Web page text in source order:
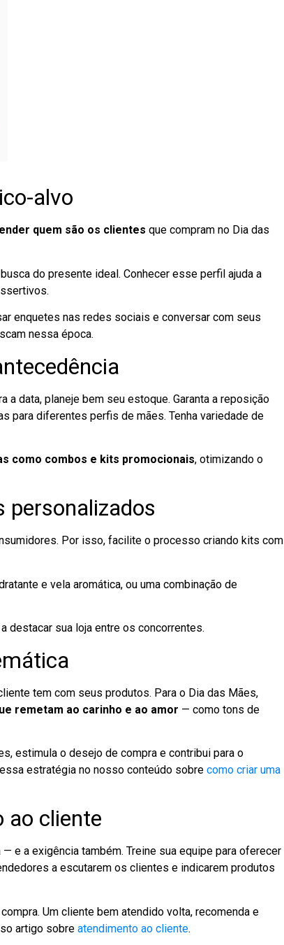
alvo
quem são os clientes que compram no Dia das
do presente ideal. Conhecer esse perfil ajuda a
enquetes nas redes sociais e conversar com seus
nessa época.
data, planeje bem seu estoque. Garanta a reposição
para diferentes perfis de mães. Tenha variedade de
como combos e kits promocionais, otimizando o
personalizados
Por isso, facilite o processo criando kits com
e vela aromática, ou uma combinação de
destacar sua loja entre os concorrentes.
tem com seus produtos. Para o Dia das Mães,
remetam ao carinho e ao amor — como tons de
estimula o desejo de compra e contribui para o
estratégia no nosso conteúdo sobre como criar uma
ao cliente
e a exigência também. Treine sua equipe para oferecer
a escutarem os clientes e indicarem produtos
Um cliente bem atendido volta, recomenda e
artigo sobre atendimento ao cliente.